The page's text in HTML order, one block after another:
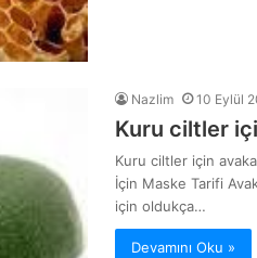
Nazlim 10 Eylül
Kuru ciltler
Kuru ciltler için
İçin Maske Tarifi
için oldukça…
Devamını Oku »